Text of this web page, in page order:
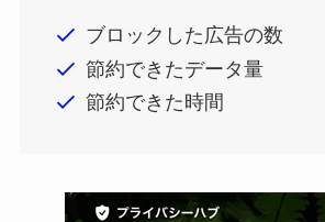
ブロックした広告の数
節約できたデータ量
節約できた時間